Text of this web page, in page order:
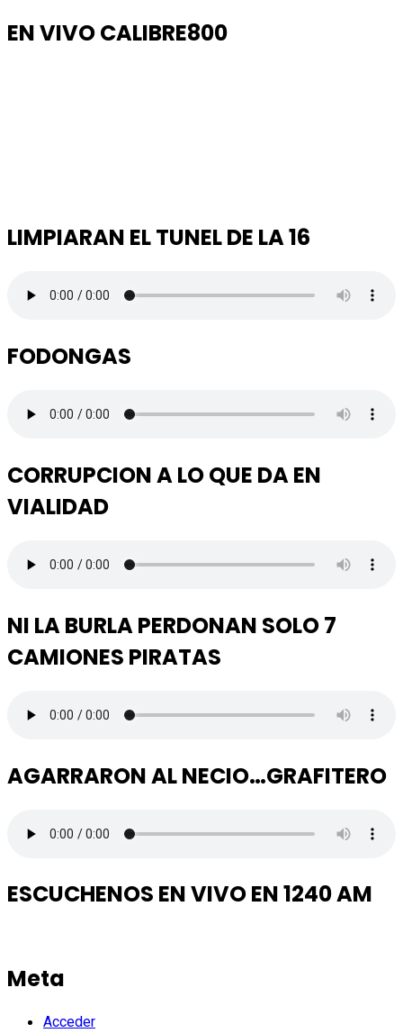
EN VIVO CALIBRE800
LIMPIARAN EL TUNEL DE LA 16
FODONGAS
CORRUPCION A LO QUE DA EN
VIALIDAD
NI LA BURLA PERDONAN SOLO 7
CAMIONES PIRATAS
AGARRARON AL NECIO…GRAFITERO
ESCUCHENOS EN VIVO EN 1240 AM
Meta
Acceder